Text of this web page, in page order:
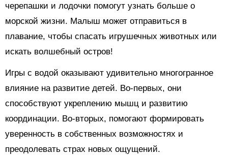
черепашки и лодочки помогут узнать больше о
морской жизни. Малыш может отправиться в
плавание, чтобы спасать игрушечных животных или
искать волшебный остров!
Игры с водой оказывают удивительно многогранное
влияние на развитие детей. Во-первых, они
способствуют укреплению мышц и развитию
координации. Во-вторых, помогают формировать
уверенность в собственных возможностях и
преодолевать страх новых ощущений.